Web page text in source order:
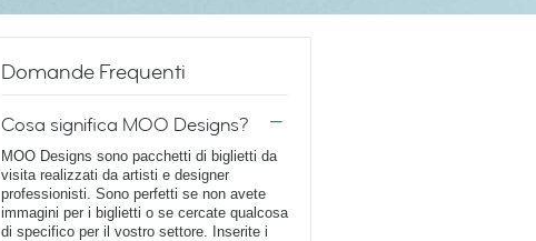
Domande Frequenti
Cosa significa MOO Designs?
MOO Designs sono pacchetti di biglietti da
visita realizzati da artisti e designer
professionisti. Sono perfetti se non avete
immagini per i biglietti o se cercate qualcosa
di specifico per il vostro settore. Inserite i